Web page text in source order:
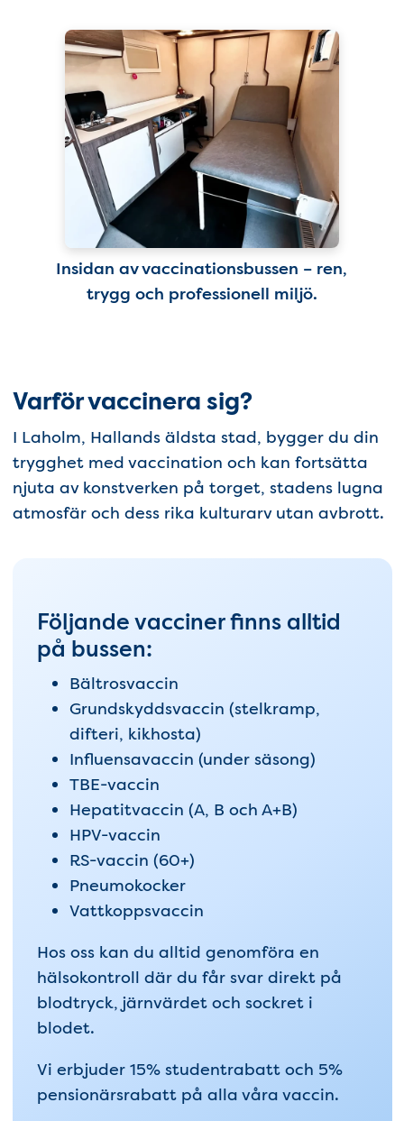
Insidan av vaccinationsbussen – ren,
trygg och professionell miljö.
Varför vaccinera sig?
I Laholm, Hallands äldsta stad, bygger du din
trygghet med vaccination och kan fortsätta
njuta av konstverken på torget, stadens lugna
atmosfär och dess rika kulturarv utan avbrott.
Följande vacciner finns alltid
på bussen:
Bältrosvaccin
Grundskyddsvaccin (stelkramp,
difteri, kikhosta)
Influensavaccin (under säsong)
TBE-vaccin
Hepatitvaccin (A, B och A+B)
HPV-vaccin
RS-vaccin (60+)
Pneumokocker
Vattkoppsvaccin
Hos oss kan du alltid genomföra en
hälsokontroll där du får svar direkt på
blodtryck, järnvärdet och sockret i
blodet.
Vi erbjuder 15% studentrabatt och 5%
pensionärsrabatt på alla våra vaccin.